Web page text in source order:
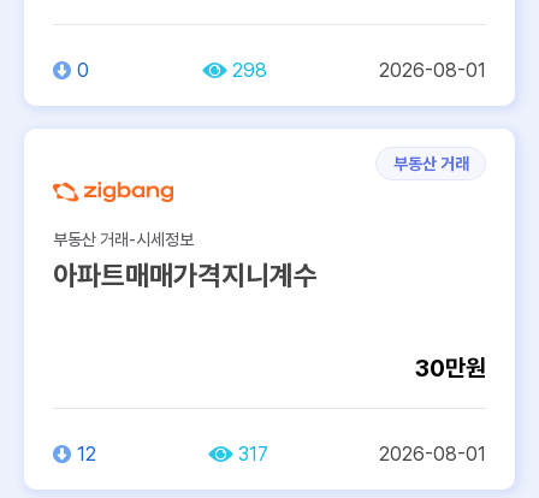
0 298 2026-08-01
부동산 거래
부동산 거래-시세정보
아파트매매가격지니계수
30만원
12 317 2026-08-01